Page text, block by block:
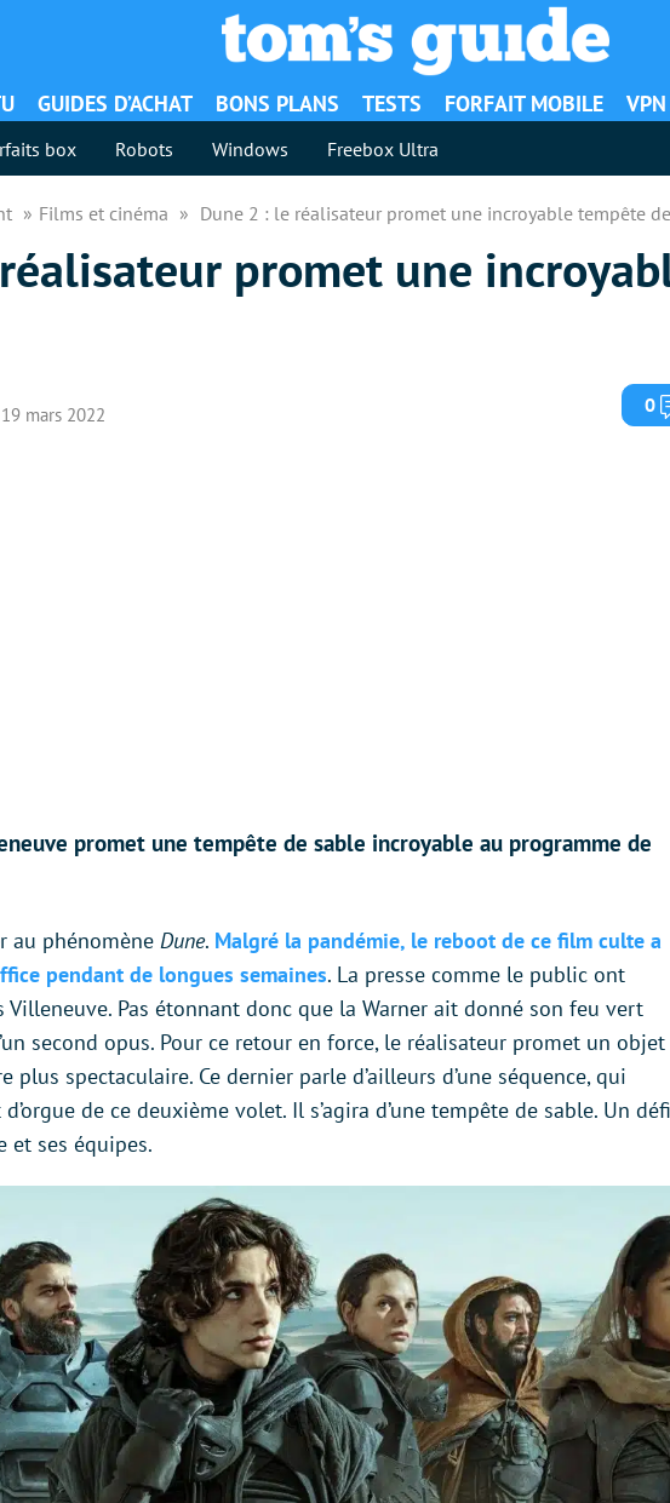
GUIDES D’ACHAT BONS PLANS TESTS FORFAIT MOBILE VPN
box Robots Windows Freebox Ultra
Films et cinéma Dune 2 : le réalisateur promet une incroyable tempête
promet une
mars 2022 0
promet une tempête de sable incroyable au programme de
au phénomène Dune. Malgré la pandémie, le reboot de ce film culte a
pendant de longues semaines. La presse comme le public ont
Pas étonnant donc que la Warner ait donné son feu vert
second opus. Pour ce retour en force, le réalisateur promet un objet
plus spectaculaire. Ce dernier parle d’ailleurs d’une séquence, qui
de ce deuxième volet. Il s’agira d’une tempête de sable. Un défi
et ses équipes.